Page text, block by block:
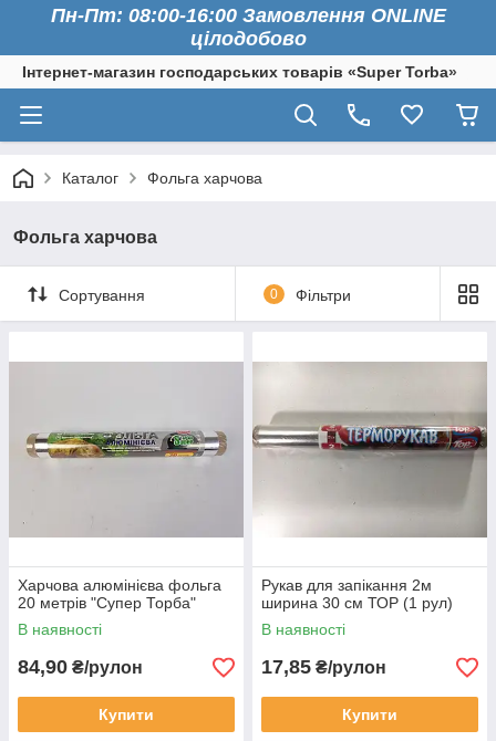
Пн-Пт: 08:00-16:00 Замовлення ONLINE
цілодобово
Інтернет-магазин господарських товарів «Super Torba»
Каталог Фольга харчова
Фольга харчова
Сортування 0 Фільтри
Харчова алюмінієва фольга
20 метрів "Супер Торба"
В наявності
84,90 ₴/рулон
Купити
Рукав для запікання 2м
ширина 30 см ТОР (1 рул)
В наявності
17,85 ₴/рулон
Купити